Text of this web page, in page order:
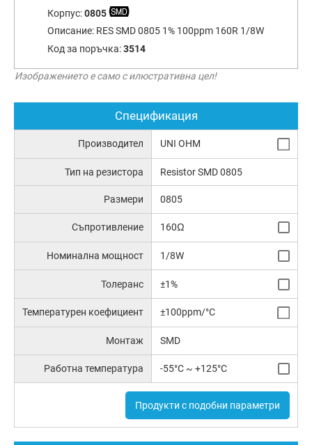
Корпус:0805
Описание: RES SMD 0805 1% 100ppm 160R 1/8W
Код за поръчка:3514
Изображението е само с илюстративна цел!
Спецификация
Производител UNI OHM
Тип на резистора Resistor SMD 0805
Размери 0805
Съпротивление 160Ω
Номинална мощност 1/8W
Толеранс ±1%
Температурен коефициент ±100ppm/°C
Монтаж SMD
Работна температура -55°C ~ +125°C
Продукти с подобни параметри